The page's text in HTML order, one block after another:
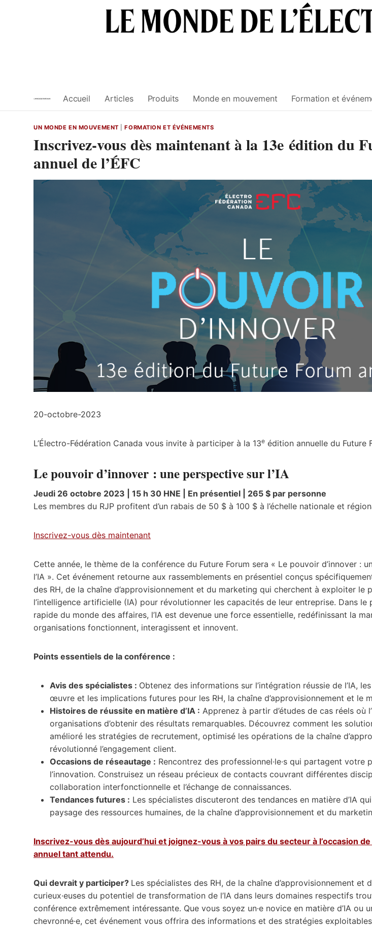
Accueil Articles Produits Monde en mouvement Formation et
UN MONDE EN MOUVEMENT |FORMATION ET ÉVÉNEMENTS
Inscrivez-vous dès maintenant à la 13e édition du
annuel de l’ÉFC
20-octobre-2023
L’Électro-Fédération Canada vous invite à participer à la 13e édition annuelle du Future
Le pouvoir d’innover : une perspective sur l’IA
Jeudi 26 octobre 2023 | 15 h 30 HNE | En présentiel | 265 $ par personne
Les membres du RJP profitent d’un rabais de 50 $ à 100 $ à l’échelle nationale et
Inscrivez-vous dès maintenant
Cette année, le thème de la conférence du Future Forum sera « Le pouvoir d’innover :
l’IA ». Cet événement retourne aux rassemblements en présentiel conçus
des RH, de la chaîne d’approvisionnement et du marketing qui cherchent à exploiter le
l’intelligence artificielle (IA) pour révolutionner les capacités de leur entreprise. Dans le
rapide du monde des affaires, l’IA est devenue une force essentielle, redéfinissant la
organisations fonctionnent, interagissent et innovent.
Points essentiels de la conférence :
Avis des spécialistes : Obtenez des informations sur l’intégration réussie de l’IA,
œuvre et les implications futures pour les RH, la chaîne d’approvisionnement et le
Histoires de réussite en matière d’IA : Apprenez à partir d’études de cas réels où
organisations d’obtenir des résultats remarquables. Découvrez comment les
amélioré les stratégies de recrutement, optimisé les opérations de la chaîne
révolutionné l’engagement client.
Occasions de réseautage : Rencontrez des professionnel·le·s qui partagent votre
l’innovation. Construisez un réseau précieux de contacts couvrant différentes
collaboration interfonctionnelle et l’échange de connaissances.
Tendances futures : Les spécialistes discuteront des tendances en matière d’IA
paysage des ressources humaines, de la chaîne d’approvisionnement et du
Inscrivez-vous dès aujourd’hui et joignez-vous à vos pairs du secteur à l’occasion
annuel tant attendu.
Qui devrait y participer? Les spécialistes des RH, de la chaîne d’approvisionnement et
curieux·euses du potentiel de transformation de l’IA dans leurs domaines respectifs
conférence extrêmement intéressante. Que vous soyez un·e novice en matière d’IA ou
chevronné·e, cet événement vous offrira des informations et des stratégies